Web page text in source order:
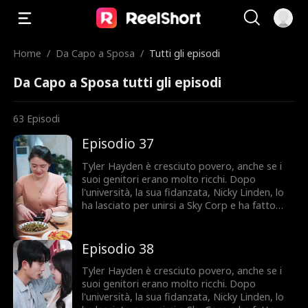
Home / Da Capo a Sposa / Tutti gli episodi
Da Capo a Sposa tutti gli episodi
63 Episodi
Episodio 37
Tyler Hayden è cresciuto povero, anche se i
suoi genitori erano molto ricchi. Dopo
l'università, la sua fidanzata, Nicky Linden, lo
ha lasciato per unirsi a Sky Corp e ha fatto
signora Owen e in qualche modo è finito in un
matrimonio veloce con sua nipote, Maeve
Owen, la CEO di Sky Corp. Tyler si sentiva non
all'altezza per lei e voleva divorziare, ma col
tempo ha superato le sue insicurezze. Più
Episodio 38
Tyler Hayden è cresciuto povero, anche se i
suoi genitori erano molto ricchi. Dopo
l'università, la sua fidanzata, Nicky Linden, lo